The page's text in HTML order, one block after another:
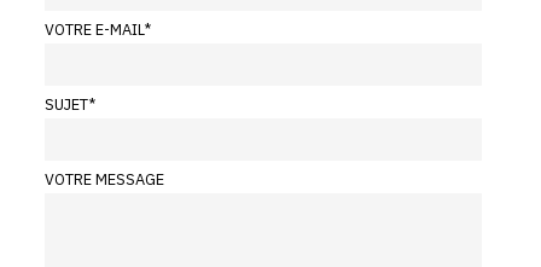
VOTRE E-MAIL*
SUJET*
VOTRE MESSAGE